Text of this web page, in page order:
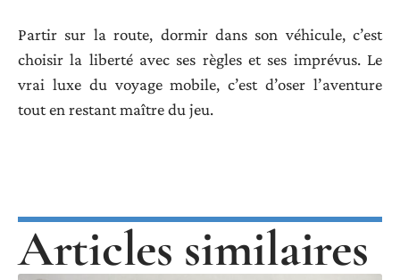
Partir sur la route, dormir dans son véhicule, c’est
choisir la liberté avec ses règles et ses imprévus. Le
vrai luxe du voyage mobile, c’est d’oser l’aventure
tout en restant maître du jeu.
Articles similaires